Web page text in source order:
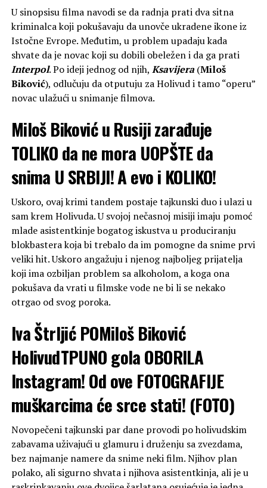
U sinopsisu filma navodi se da radnja prati dva sitna
kriminalca koji pokušavaju da unovče ukradene ikone iz
Istočne Evrope. Međutim, u problem upadaju kada
shvate da je novac koji su dobili obeležen i da ga prati
Interpol. Po ideji jednog od njih, Ksavijera(Miloš
Biković), odlučuju da otputuju za Holivud i tamo “operu”
novac ulažući u snimanje filmova.
Miloš Biković u Rusiji zarađuje
TOLIKO da ne mora UOPŠTE da
snima U SRBIJI! A evo i KOLIKO!
Uskoro, ovaj krimi tandem postaje tajkunski duo i ulazi u
sam krem Holivuda. U svojoj nečasnoj misiji imaju pomoć
mlade asistentkinje bogatog iskustva u produciranju
blokbastera koja bi trebalo da im pomogne da snime prvi
veliki hit. Uskoro angažuju i njenog najboljeg prijatelja
koji ima ozbiljan problem sa alkoholom, a koga ona
pokušava da vrati u filmske vode ne bi li se nekako
otrgao od svog poroka.
Iva Štrljić POMiloš Biković
HolivudTPUNO gola OBORILA
Instagram! Od ove FOTOGRAFIJE
muškarcima će srce stati! (FOTO)
Novopečeni tajkunski par dane provodi po holivudskim
zabavama uživajući u glamuru i druženju sa zvezdama,
bez najmanje namere da snime neki film. Njihov plan
polako, ali sigurno shvata i njihova asistentkinja, ali je u